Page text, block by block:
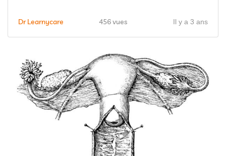
Dr Learnycare 456 vues Il y a 3 ans